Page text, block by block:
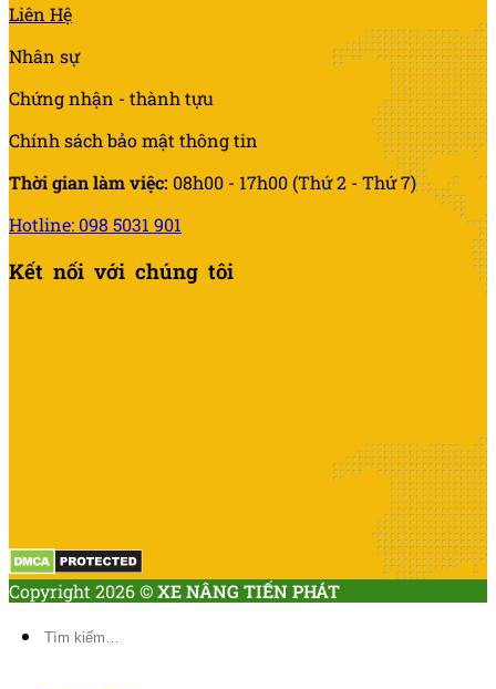
Liên Hệ
Nhân sự
Chứng nhận - thành tựu
Chính sách bảo mật thông tin
Thời gian làm việc: 08h00 - 17h00 (Thứ 2 - Thứ 7)
Hotline: 098 5031 901
Kết nối với chúng tôi
Copyright 2026 ©XE NÂNG TIẾN PHÁT
Tìm